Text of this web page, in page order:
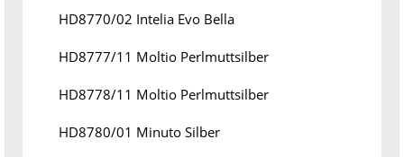
HD8770/02 Intelia Evo Bella
HD8777/11 Moltio Perlmuttsilber
HD8778/11 Moltio Perlmuttsilber
HD8780/01 Minuto Silber